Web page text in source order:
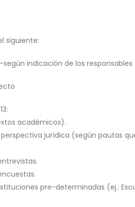
siguiente:
indicación de los
académicos).
jurídica (según pautas
pre-determinadas (ej.: